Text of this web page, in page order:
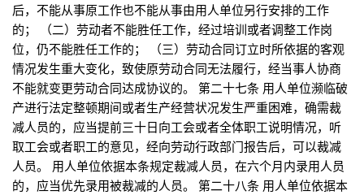
后，不能从事原工作也不能从事由用人单位另行安排的工作
的； （二）劳动者不能胜任工作，经过培训或者调整工作岗
位，仍不能胜任工作的； （三）劳动合同订立时所依据的客观
情况发生重大变化，致使原劳动合同无法履行，经当事人协商
不能就变更劳动合同达成协议的。 第二十七条 用人单位濒临破
产进行法定整顿期间或者生产经营状况发生严重困难，确需裁
减人员的，应当提前三十日向工会或者全体职工说明情况，听
取工会或者职工的意见，经向劳动行政部门报告后，可以裁减
人员。 用人单位依据本条规定裁减人员，在六个月内录用人员
的，应当优先录用被裁减的人员。 第二十八条 用人单位依据本